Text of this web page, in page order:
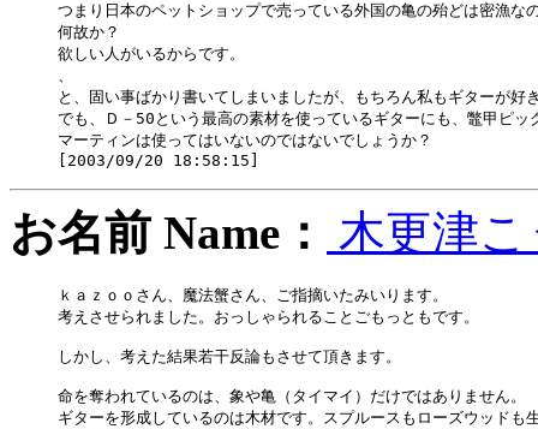
つまり日本のペットショップで売っている外国の亀の殆どは密漁な
何故か？
欲しい人がいるからです。
、
と、固い事ばかり書いてしまいましたが、もちろん私もギターが好
でも、Ｄ－50という最高の素材を使っているギターにも、鼈甲ピッ
マーティンは使ってはいないのではないでしょうか？
お名前 Name： 木更津
ｋａｚｏｏさん、魔法蟹さん、ご指摘いたみいります。
考えさせられました。おっしゃられることごもっともです。
しかし、考えた結果若干反論もさせて頂きます。
命を奪われているのは、象や亀（タイマイ）だけではありません。
ギターを形成しているのは木材です。スプルースもローズウッドも